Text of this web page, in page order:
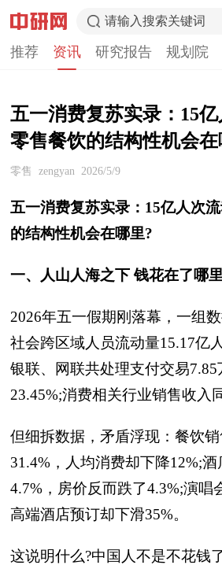
请输入搜索关键词
推荐 资讯 研究报告 规划院
五一消费复苏实录：15
零售餐饮的结构性机会在
零售 zengyan 2026/5/9
五一消费复苏实录：15亿人次
的结构性机会在哪里?
一、人山人海之下 钱花在了哪
2026年五一假期刚落幕，一组
社会跨区域人员流动量15.17亿
银联、网联共处理支付交易
23.45%;消费相关行业销售收入
但细拆数据，矛盾浮现：餐饮
31.4%，人均消费却下降12%;酒
4.7%，房价反而跌了4.3%;演唱
高端酒店预订却下滑35%。
这说明什么?中国人不是不花钱